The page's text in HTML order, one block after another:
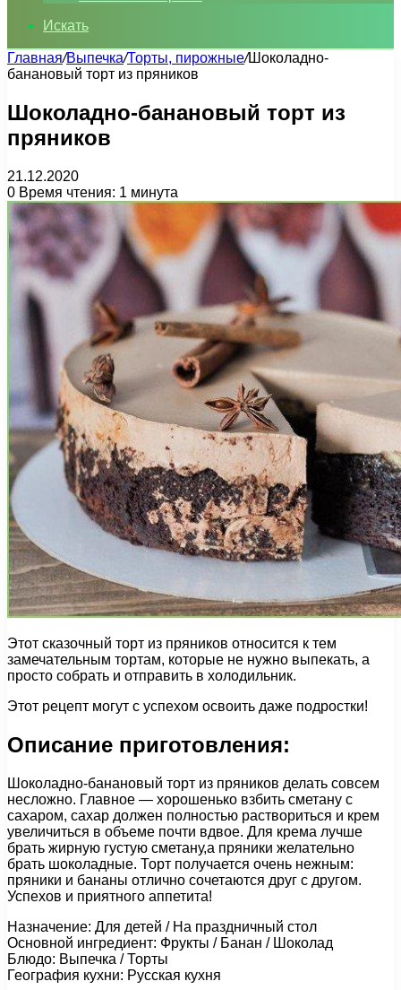
Искать
Главная/Выпечка/Торты, пирожные/Шоколадно-
банановый торт из пряников
Шоколадно-банановый торт из
пряников
21.12.2020
0 Время чтения: 1 минута
Этот сказочный торт из пряников относится к тем
замечательным тортам, которые не нужно выпекать, а
просто собрать и отправить в холодильник.
Этот рецепт могут с успехом освоить даже подростки!
Описание приготовления:
Шоколадно-банановый торт из пряников делать совсем
несложно. Главное — хорошенько взбить сметану с
сахаром, сахар должен полностью раствориться и крем
увеличиться в объеме почти вдвое. Для крема лучше
брать жирную густую сметану,а пряники желательно
брать шоколадные. Торт получается очень нежным:
пряники и бананы отлично сочетаются друг с другом.
Успехов и приятного аппетита!
Назначение: Для детей / На праздничный стол
Основной ингредиент: Фрукты / Банан / Шоколад
Блюдо: Выпечка / Торты
География кухни: Русская кухня